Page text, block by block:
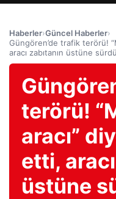
Haberler›Güncel Haberler›
Güngören’de trafik terörü!
aracı zabıtanın üstüne
terörü!
aracı”
etti,
üstüne